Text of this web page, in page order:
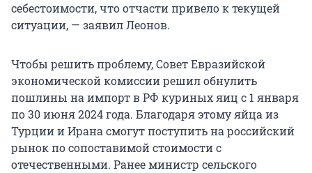
себестоимости, что отчасти привело к текущей
ситуации, — заявил Леонов.
Чтобы решить проблему, Совет Евразийской
экономической комиссии решил обнулить
пошлины на импорт в РФ куриных яиц с 1 января
по 30 июня 2024 года. Благодаря этому яйца из
Турции и Ирана смогут поступить на российский
рынок по сопоставимой стоимости с
отечественными. Ранее министр сельского